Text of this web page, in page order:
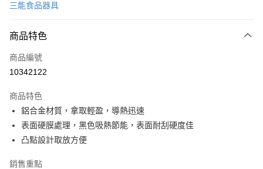
運送方式
• 付款後全家取貨
• 付款後7-11取貨
每筆NT$60，滿NT$699(含以上)免運費
(請點開選項勾選)
三能食品器具
商品特色
商品編號
10342122
商品特色
鋁合金材質，拿取輕盈，導熱迅速
表面硬膜處理，黑色吸熱節能，表面耐刮硬度佳
凸點設計取放方便
銷售重點